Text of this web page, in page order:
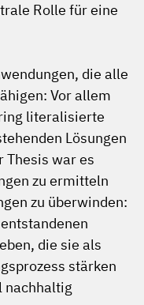
Rolle für eine
die alle
Vor allem
literalisierte
Lösungen
Thesis war es
zu ermitteln
zu überwinden:
die sie als
stärken
nachhaltig